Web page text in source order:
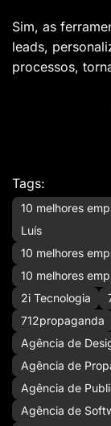
Sim, as
leads,
processos,
Tags:
10 melhores
Luís
10 melhores
10 melhores
2i Tecnologia
712propaganda
Agência de
Agência de
Agência de
Agência de